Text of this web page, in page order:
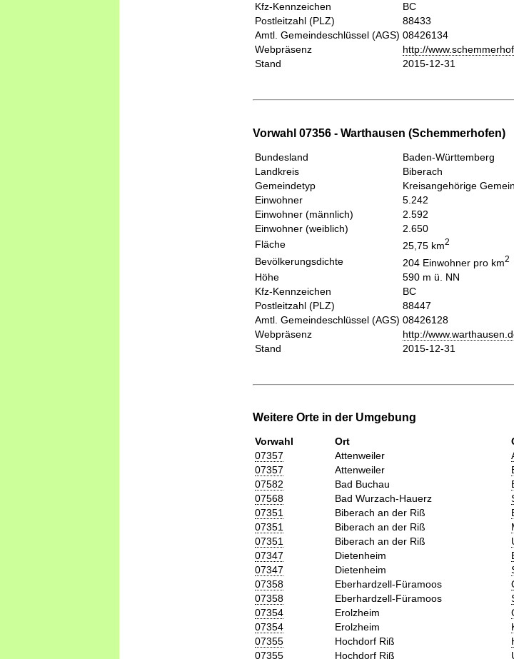
Kfz-Kennzeichen
BC
Postleitzahl (PLZ)
88433
Amtl. Gemeindeschlüssel (AGS) 08426134
Webpräsenz
http://
Stand
2015-12-31
Vorwahl 07356 - Warthausen (Schemmerhofen)
Bundesland
Baden-Württemberg
Landkreis
Biberach
Gemeindetyp
Kreisangehörige
Einwohner
5.242
Einwohner (männlich)
2.592
Einwohner (weiblich)
2.650
Fläche
25,75 km2
Bevölkerungsdichte 204 Einwohner pro km2
Höhe
590 m ü. NN
Kfz-Kennzeichen
BC
Postleitzahl (PLZ)
88447
Amtl. Gemeindeschlüssel (AGS) 08426128
Webpräsenz
http://
Stand
2015-12-31
Weitere Orte in der Umgebung
Vorwahl Ort
07357
Attenweiler
07357
Attenweiler
07582
Bad Buchau
07568
Bad Wurzach-Hauerz
07351
Biberach an der Riß
07351
Biberach an der Riß
07351
Biberach an der Riß
07347
Dietenheim
07347
Dietenheim
07358
Eberhardzell-Füramoos
07358
Eberhardzell-Füramoos
07354
Erolzheim
07354
Erolzheim
07355
Hochdorf Riß
07355
Hochdorf Riß